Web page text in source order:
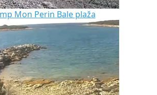
Mon Perin Bale plaža